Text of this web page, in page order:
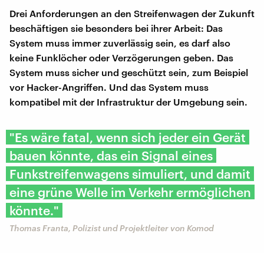
Drei Anforderungen an den Streifenwagen der Zukunft
beschäftigen sie besonders bei ihrer Arbeit: Das
System muss immer zuverlässig sein, es darf also
keine Funklöcher oder Verzögerungen geben. Das
System muss sicher und geschützt sein, zum Beispiel
vor Hacker-Angriffen. Und das System muss
kompatibel mit der Infrastruktur der Umgebung sein.
"Es wäre fatal, wenn sich jeder ein Gerät
bauen könnte, das ein Signal eines
Funkstreifenwagens simuliert, und damit
eine grüne Welle im Verkehr ermöglichen
könnte."
Thomas Franta, Polizist und Projektleiter von Komod